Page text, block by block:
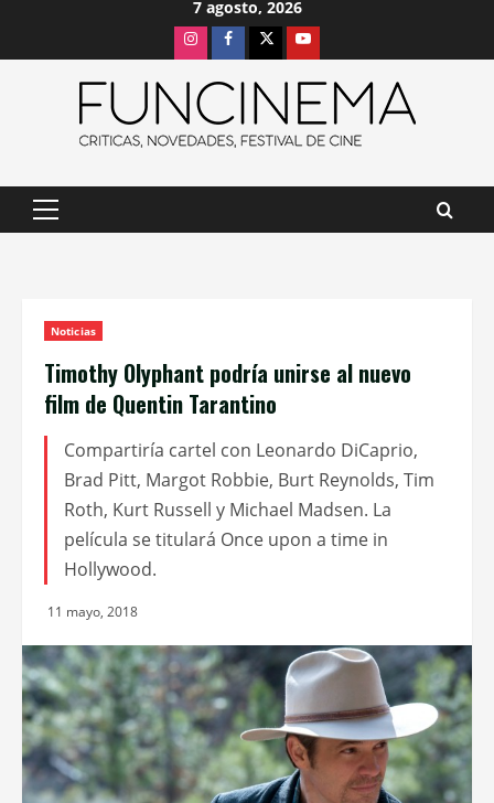
7 agosto, 2026
InstagramFacebook
X Youtube
Menú
Noticias
Timothy Olyphant podría unirse al nuevo
film de Quentin Tarantino
Compartiría cartel con Leonardo DiCaprio,
Brad Pitt, Margot Robbie, Burt Reynolds, Tim
Roth, Kurt Russell y Michael Madsen. La
película se titulará Once upon a time in
Hollywood.
11 mayo, 2018